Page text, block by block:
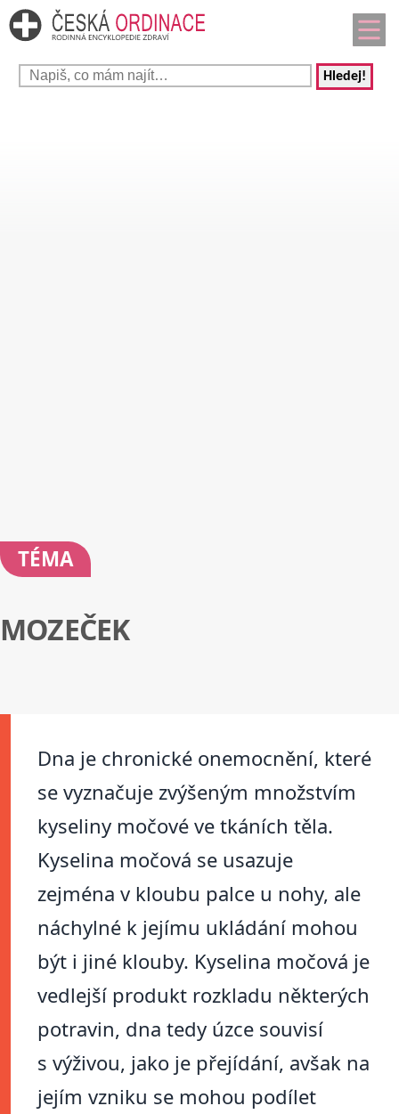
Hledej!
TÉMA
MOZEČEK
Dna je chronické onemocnění, které
se vyznačuje zvýšeným množstvím
kyseliny močové ve tkáních těla.
Kyselina močová se usazuje
zejména v kloubu palce u nohy, ale
náchylné k jejímu ukládání mohou
být i jiné klouby. Kyselina močová je
vedlejší produkt rozkladu některých
potravin, dna tedy úzce souvisí
s výživou, jako je přejídání, avšak na
jejím vzniku se mohou podílet